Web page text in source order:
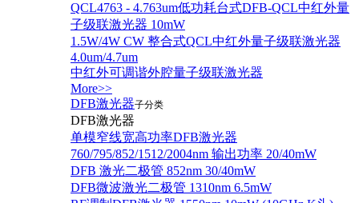
QCL4763 - 4.763um低功耗台式DFB-QCL中红外量
子级联激光器 10mW
1.5W/4W CW 整合式QCL中红外量子级联激光器
4.0um/4.7um
中红外可调谐外腔量子级联激光器
More>>
DFB激光器子分类
DFB激光器
单模窄线宽高功率DFB激光器
760/795/852/1512/2004nm 输出功率 20/40mW
DFB 激光二极管 852nm 30/40mW
DFB微波激光二极管 1310nm 6.5mW